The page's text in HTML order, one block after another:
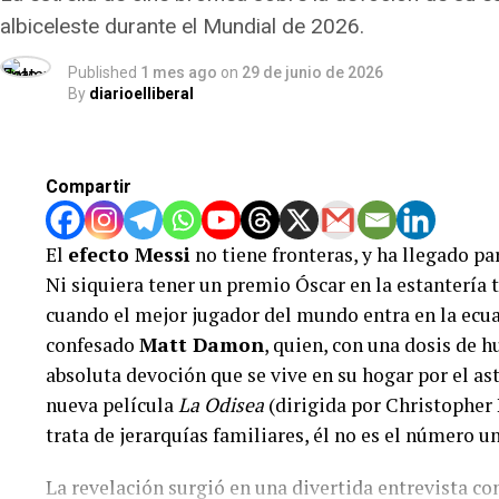
la FIFA actuó en abierta contradicción con sus
a las selecciones. Los asesores legales de Bélgica
vías jurídicas posibles para impugnar esta
celebrando la noticia en su red socialTruth Social
por «revertir una gran injusticia». Este escándalo
proximidad entre Infantino y el presidente
lupa tras la creación de un polémico «Premio de la
fútbol hoy se pregunta si las canchas se rigen por
albiceleste durante el Mundial de 2026.
Published 1 mes ago on 29 de junio de 2026
By diarioelliberal
Compartir
El efecto Messi no tiene fronteras, y ha llegado
Ni siquiera tener un premio Óscar en la estantería
cuando el mejor jugador del mundo entra en la
confesado Matt Damon, quien, con una dosis de
absoluta devoción que se vive en su hogar por el
nueva películaLa Odisea (dirigida por Christopher
trata de jerarquías familiares, él no es el número
La revelación surgió en una divertida entrevista